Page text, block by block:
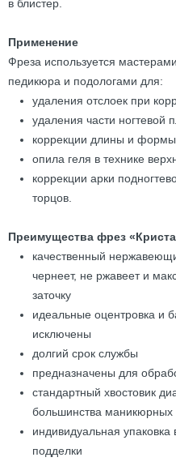
в блистер.
Применение
Фреза используется
педикюра и подологами для:
удаления отслоек при
удаления части ногтевой
коррекции длины и формы
опила геля в технике
коррекции арки
торцов.
Преимущества фрез
качественный
чернеет, не ржавеет и
заточку
идеальные оцентровка и
исключены
долгий срок службы
предназначены для
стандартный хвостовик
большинства маникюрных
индивидуальная
подделки